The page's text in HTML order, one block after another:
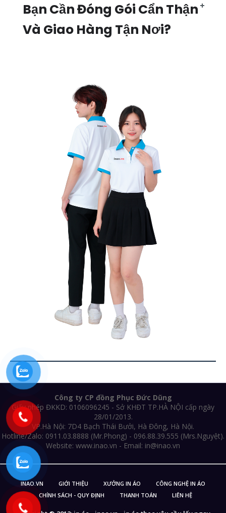
Bạn Cần Đóng Gói Cẩn Thận
Và Giao Hàng Tận Nơi?
Công ty CP đồng Phục Đức Dũng
Giấy phép ĐKKD: 0106096245 - Sở KHĐT TP.HÀ NỘI cấp ngày
28/01/2013.
VP.Hà Nội: 7D4 Bạch Thái Bưởi, Hà Đông, Hà Nội.
Hotline/Zalo: 0911.03.8888 (Mr.Phong) - 096.88.39.555 (Mrs.Nguyệt).
Website: www.inao.vn - Email: in@inao.vn
INAO.VN GIỚI THIỆU XƯỞNG IN ÁO
CÔNG NGHỆ IN ÁO
CHÍNH SÁCH - QUY ĐỊNH
THANH TOÁN LIÊN HỆ